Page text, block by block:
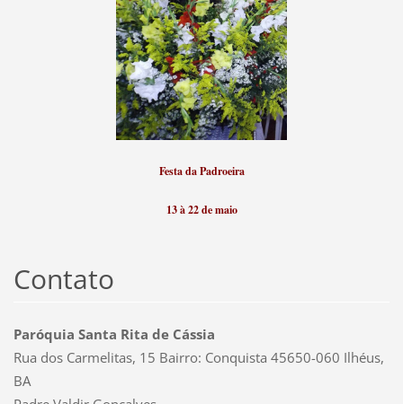
Festa da Padroeira
13 à 22 de maio
Contato
Paróquia Santa Rita de Cássia
Rua dos Carmelitas, 15 Bairro: Conquista 45650-060 Ilhéus,
BA